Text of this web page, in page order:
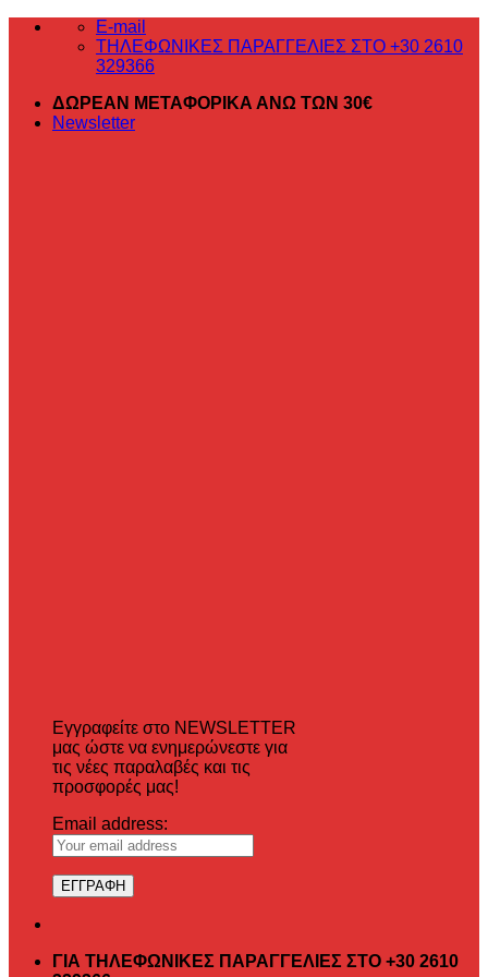
Μετάβαση
περιεχόμενο
E-mail
ΤΗΛΕΦΩΝΙΚΕΣ ΠΑΡΑΓΓΕΛΙΕΣ ΣΤΟ +30 2610
329366
ΔΩΡΕΑΝ ΜΕΤΑΦΟΡΙΚΑ ΑΝΩ ΤΩΝ 30€
Newsletter
Εγγραφείτε στο NEWSLETTER
μας ώστε να ενημερώνεστε για
τις νέες παραλαβές και τις
προσφορές μας!
Email address:
ΓΙΑ ΤΗΛΕΦΩΝΙΚΕΣ ΠΑΡΑΓΓΕΛΙΕΣ ΣΤΟ +30 2610